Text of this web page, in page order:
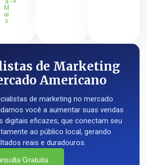
M
ai
s
de Marketing
Americano
de marketing no mercado
você a aumentar suas vendas
digitais eficazes, que conectam seu
ao público local, gerando
reais e duradouros.
Gratuita